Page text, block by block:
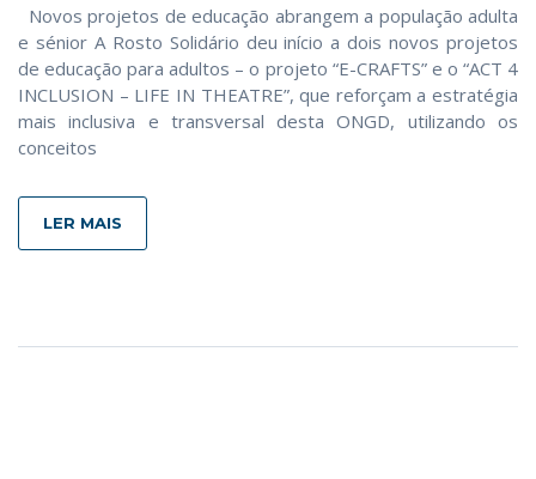
Novos projetos de educação abrangem a população adulta
e sénior A Rosto Solidário deu início a dois novos projetos
de educação para adultos – o projeto “E-CRAFTS” e o “ACT 4
INCLUSION – LIFE IN THEATRE”, que reforçam a estratégia
mais inclusiva e transversal desta ONGD, utilizando os
conceitos
LER MAIS